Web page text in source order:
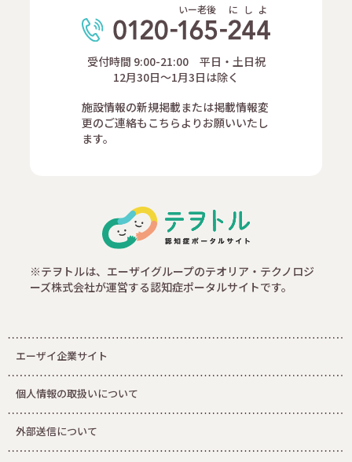
いー老後 に し よ
受付時間 9:00-21:00 平日・土日祝
12月30日～1月3日は除く
施設情報の新規掲載または掲載情報変
更のご連絡もこちらよりお願いいたし
ます。
※テヲトルは、エーザイグループのテオリア・テクノロジ
ーズ株式会社が運営する認知症ポータルサイトです。
エーザイ企業サイト
個人情報の取扱いについて
外部送信について